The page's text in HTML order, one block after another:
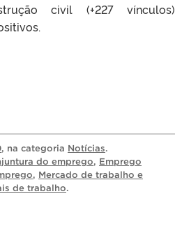
civil (+227 vínculos)
, na categoria Notícias.
do emprego, Emprego
, Mercado de trabalho e
de trabalho.